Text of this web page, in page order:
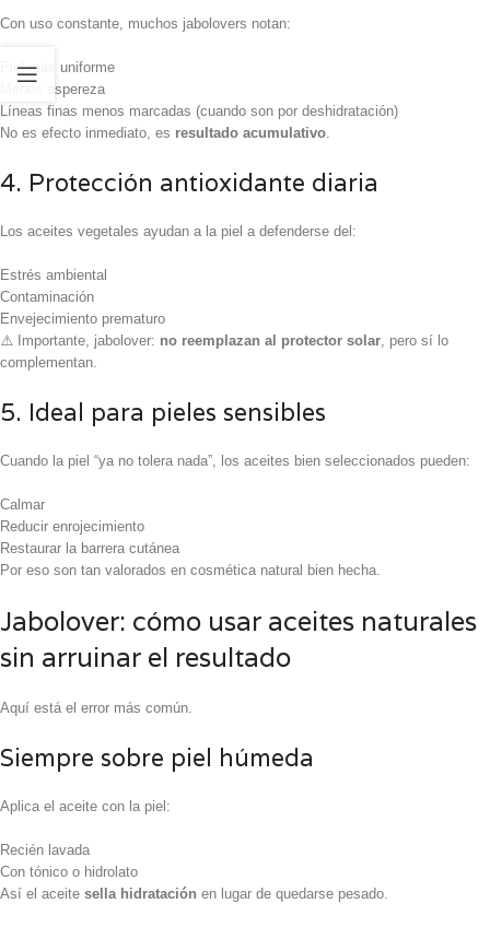
Con uso constante, muchos jabolovers notan:
Piel más uniforme
Menos aspereza
Líneas finas menos marcadas (cuando son por deshidratación)
No es efecto inmediato, es resultado acumulativo
4. Protección antioxidante diaria
Los aceites vegetales ayudan a la piel a defenderse del:
Estrés ambiental
Contaminación
Envejecimiento prematuro
⚠️ Importante, jabolover: no reemplazan al protector solar , pero sí lo
complementan.
5. Ideal para pieles sensibles
Cuando la piel “ya no tolera nada”, los aceites bien seleccionados pueden:
Calmar
Reducir enrojecimiento
Restaurar la barrera cutánea
Por eso son tan valorados en cosmética natural bien hecha.
Jabolover: cómo usar aceites naturales
sin arruinar el resultado
Aquí está el error más común.
Siempre sobre piel húmeda
Aplica el aceite con la piel:
Recién lavada
Con tónico o hidrolato
Así el aceite sella hidratación en lugar de quedarse pesado.